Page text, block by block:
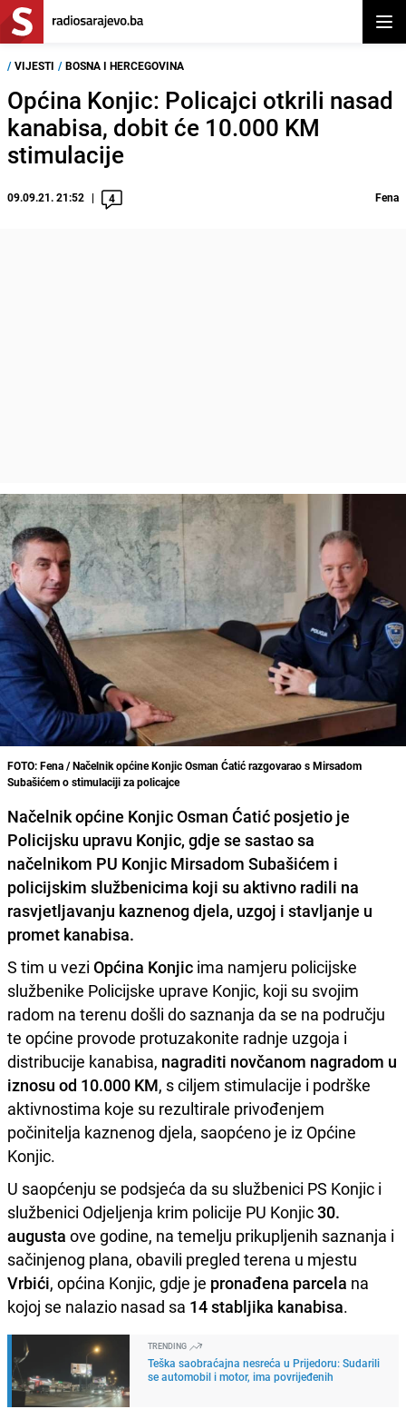
/ VIJESTI / BOSNA I HERCEGOVINA
Općina Konjic: Policajci otkrili nasad
kanabisa, dobit će 10.000 KM
stimulacije
09.09.21. 21:52 4 Fena
FOTO: Fena / Načelnik općine Konjic Osman Ćatić razgovarao s Mirsadom
Subašićem o stimulaciji za policajce
Načelnik općine KonjicOsman Ćatić posjetio je
Policijsku upravu Konjic, gdje se sastao sa
načelnikom PU Konjic Mirsadom Subašićem i
policijskim službenicima koji su aktivno radili na
rasvjetljavanju kaznenog djela, uzgoj i stavljanje u
promet kanabisa.
S tim u vezi Općina Konjic ima namjeru policijske
službenike Policijske uprave Konjic, koji su svojim
radom na terenu došli do saznanja da se na području
te općine provode protuzakonite radnje uzgoja i
distribucije kanabisa, nagraditi novčanom nagradom u
iznosu od 10.000 KM, s ciljem stimulacije i podrške
aktivnostima koje su rezultirale privođenjem
počinitelja kaznenog djela, saopćeno je iz Općine
Konjic.
U saopćenju se podsjeća da su službenici PS Konjic i
službenici Odjeljenja krim policije PU Konjic30.
augusta ove godine, na temelju prikupljenih saznanja i
sačinjenog plana, obavili pregled terena u mjestu
Vrbići, općina Konjic, gdje je pronađena parcela na
kojoj se nalazio nasad sa 14 stabljika kanabisa.
TRENDING
Teška saobraćajna nesreća u Prijedoru: Sudarili
se automobil i motor, ima povrijeđenih